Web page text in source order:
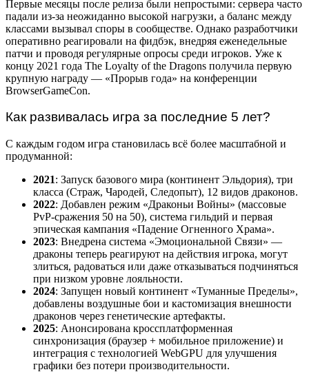
Первые месяцы после релиза были непростыми: сервера часто
падали из-за неожиданно высокой нагрузки, а баланс между
классами вызывал споры в сообществе. Однако разработчики
оперативно реагировали на фидбэк, внедряя еженедельные
патчи и проводя регулярные опросы среди игроков. Уже к
концу 2021 года The Loyalty of the Dragons получила первую
крупную награду — «Прорыв года» на конференции
BrowserGameCon.
Как развивалась игра за последние 5 лет?
С каждым годом игра становилась всё более масштабной и
продуманной:
2021: Запуск базового мира (континент Эльдория), три
класса (Страж, Чародей, Следопыт), 12 видов драконов.
2022: Добавлен режим «Драконьи Войны» (массовые
PvP-сражения 50 на 50), система гильдий и первая
эпическая кампания «Падение Огненного Храма».
2023: Внедрена система «Эмоциональной Связи» —
драконы теперь реагируют на действия игрока, могут
злиться, радоваться или даже отказываться подчиняться
при низком уровне лояльности.
2024: Запущен новый континент «Туманные Пределы»,
добавлены воздушные бои и кастомизация внешности
драконов через генетические артефакты.
2025: Анонсирована кроссплатформенная
синхронизация (браузер + мобильное приложение) и
интеграция с технологией WebGPU для улучшения
графики без потери производительности.